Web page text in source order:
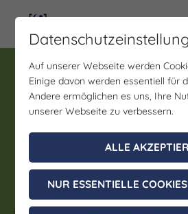
Führung,
Zeit der
durch die
„Barocke
Zeitz“
Auf unserer Webseite werden
Einige davon werden essentiell für
Andere ermöglichen es uns, Ihre
unserer Webseite zu verbessern.
ALLE
NUR ESSENTIELLE